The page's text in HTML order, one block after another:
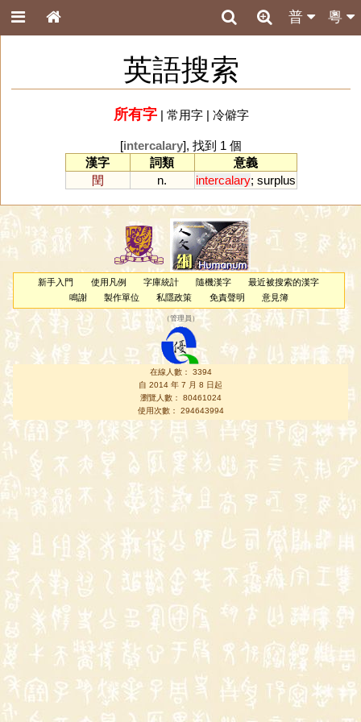
粵
普
英語搜索
所有字| 常用字| 冷僻字
[intercalary], 找到 1 個
漢字
詞類
意義
閏
n. intercalary; surplus
新手入門 使用凡例 字庫統計 隨機漢字
最近被搜索的漢字
鳴謝
製作單位 私隱政策 免責聲明 意見簿
（管理員 ）
在線人數： 3394
自 2014 年 7 月 8 日起
瀏覽人數： 80461024
使用次數： 294643994